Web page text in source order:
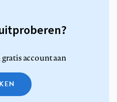
gratis account aan